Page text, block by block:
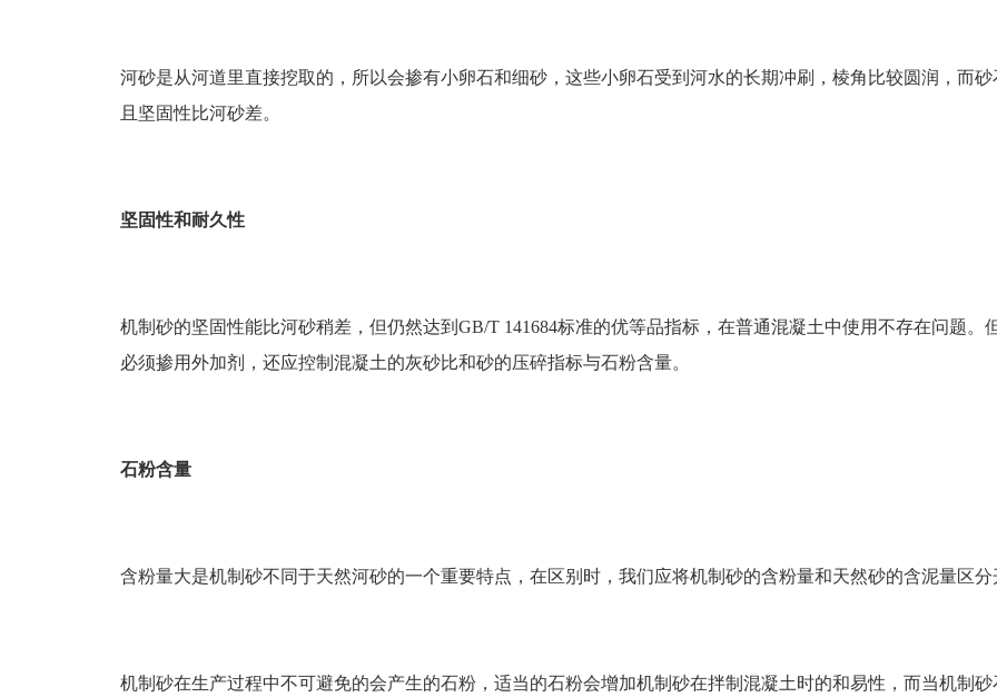
河砂是从河道里直接挖取的，所以会掺有小卵石和细砂，这些小卵石受到河水的长期冲刷，棱角比较圆润，而
且坚固性比河砂差。
坚固性和耐久性
机制砂的坚固性能比河砂稍差，但仍然达到GB/T 141684标准的优等品指标，在普通混凝土中使用不存在问题
必须掺用外加剂，还应控制混凝土的灰砂比和砂的压碎指标与石粉含量。
石粉含量
含粉量大是机制砂不同于天然河砂的一个重要特点，在区别时，我们应将机制砂的含粉量和天然砂的含泥量区分
机制砂在生产过程中不可避免的会产生的石粉，适当的石粉会增加机制砂在拌制混凝土时的和易性，而当机制